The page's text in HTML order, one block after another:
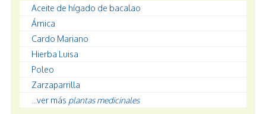
Aceite de hígado de bacalao
Árnica
Cardo Mariano
Hierba Luisa
Poleo
Zarzaparrilla
...ver más plantas medicinales